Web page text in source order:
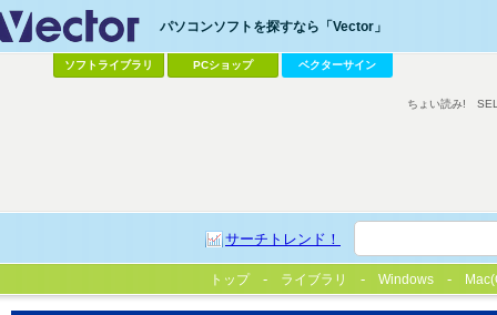
パソコンソフトを探すなら「Vector」
ソフトライブラリ PCショップ ベクターサイン
サーチトレンド！
ちょい読み!
トップ ライブラリ Windows